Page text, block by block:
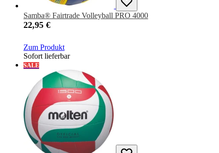
Samba® Fairtrade Volleyball PRO 4000
22,95 €
Zum Produkt
Sofort lieferbar
SALE